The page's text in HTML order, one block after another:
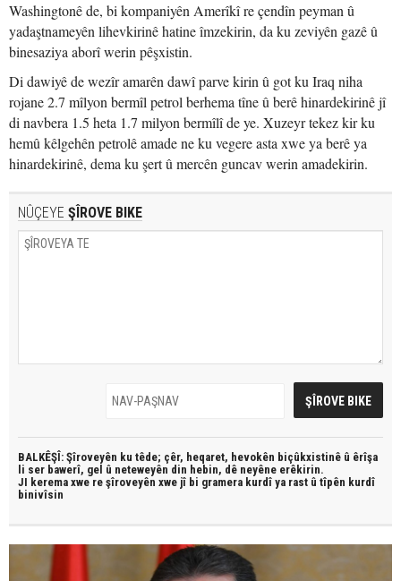
Washingtonê de, bi kompaniyên Amerîkî re çendîn peyman û
yadaştnameyên lihevkirinê hatine îmzekirin, da ku zeviyên gazê û
binesaziya aborî werin pêşxistin.
Di dawiyê de wezîr amarên dawî parve kirin û got ku Iraq niha
rojane 2.7 mîlyon bermîl petrol berhema tîne û berê hinardekirinê jî
di navbera 1.5 heta 1.7 milyon bermîlî de ye. Xuzeyr tekez kir ku
hemû kêlgehên petrolê amade ne ku vegere asta xwe ya berê ya
hinardekirinê, dema ku şert û mercên guncav werin amadekirin.
NÛÇEYE ŞÎROVE BIKE
BALKÊŞÎ: Şîroveyên ku têde; çêr, heqaret, hevokên biçûkxistinê û êrîşa
li ser bawerî, gel û neteweyên din hebin, dê neyêne erêkirin.
JI kerema xwe re şîroveyên xwe jî bi gramera kurdî ya rast û tîpên kurdî
binivîsin